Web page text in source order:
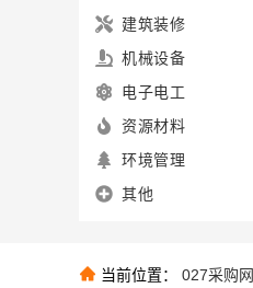
建筑装修
机械设备
电子电工
资源材料
环境管理
其他
当前位置： 027采购网